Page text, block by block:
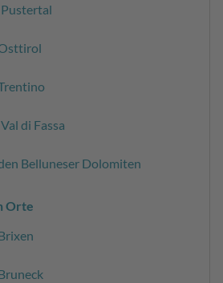
di Fassa
Belluneser Dolomiten
Orte